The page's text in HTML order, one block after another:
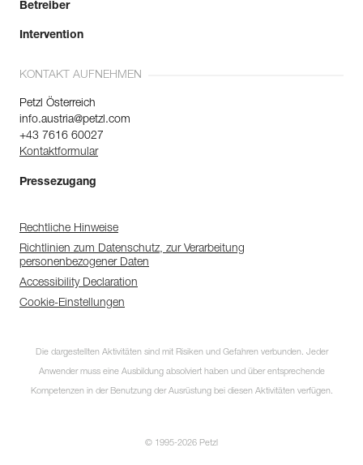
Betreiber
Intervention
KONTAKT AUFNEHMEN
Petzl Österreich
info.austria@petzl.com
+43 7616 60027
Kontaktformular
Pressezugang
Rechtliche Hinweise
Richtlinien zum Datenschutz, zur Verarbeitung
personenbezogener Daten
Accessibility Declaration
Cookie-Einstellungen
Die dargestellten Aktivitäten sind mit Risiken und Gefahren verbunden. Jeder
Anwender muss eine Ausbildung absolviert haben und über entsprechende
Kompetenzen in der Benutzung der Ausrüstung bei diesen Aktivitäten verfügen.
© 1995-2026 Petzl